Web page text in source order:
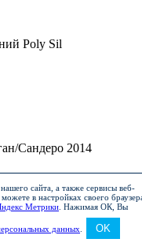
Poly Sil
Сандеро 2014
сайта, а также сервисы веб-
в настройках своего
Метрики Нажимая ОК, Вы
данных OK